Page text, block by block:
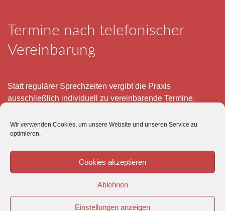
Wir verwenden Cookies, um unsere Website und unseren Service zu
optimieren.
Cookies akzeptieren
Ablehnen
Einstellungen anzeigen
Termine nach telefonischer
Vereinbarung
Statt regulärer Sprechzeiten vergibt die Praxis
ausschließlich individuell zu vereinbarende Termine.
– 12 und 15 – 18 Uhr.
Im Übrigen ist der Tierärztliche Notdienst unter Tel: 0180-